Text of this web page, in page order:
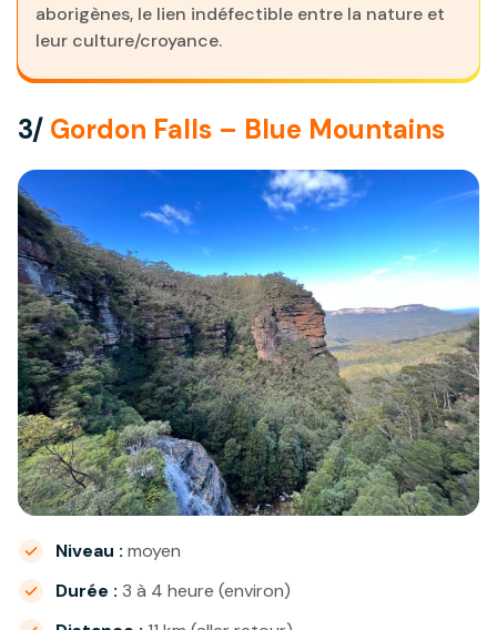
aborigènes, le lien indéfectible entre la nature et
leur culture/croyance.
3/ Gordon Falls – Blue Mountains
Niveau : moyen
Durée : 3 à 4 heure (environ)